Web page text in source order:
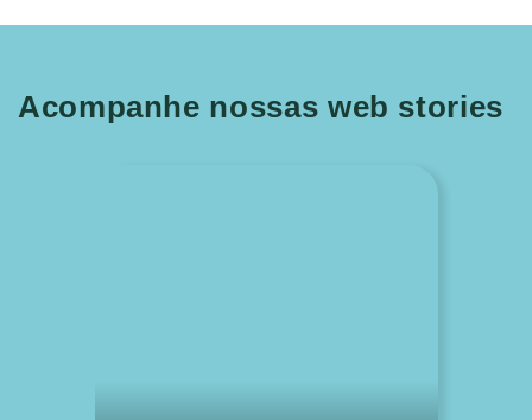
Acompanhe nossas web stories